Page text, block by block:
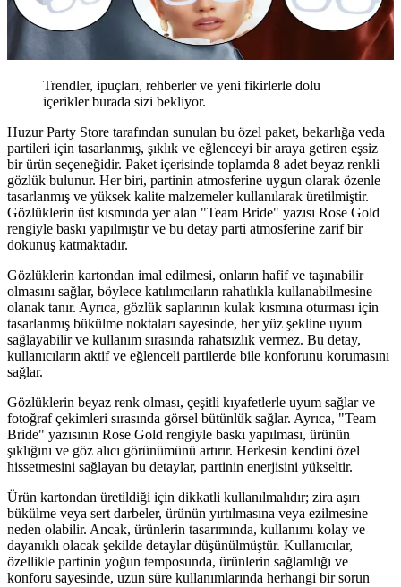
Trendler, ipuçları, rehberler ve yeni fikirlerle dolu
içerikler burada sizi bekliyor.
Huzur Party Store tarafından sunulan bu özel paket, bekarlığa veda
partileri için tasarlanmış, şıklık ve eğlenceyi bir araya getiren eşsiz
bir ürün seçeneğidir. Paket içerisinde toplamda 8 adet beyaz renkli
gözlük bulunur. Her biri, partinin atmosferine uygun olarak özenle
tasarlanmış ve yüksek kalite malzemeler kullanılarak üretilmiştir.
Gözlüklerin üst kısmında yer alan "Team Bride" yazısı Rose Gold
rengiyle baskı yapılmıştır ve bu detay parti atmosferine zarif bir
dokunuş katmaktadır.
Gözlüklerin kartondan imal edilmesi, onların hafif ve taşınabilir
olmasını sağlar, böylece katılımcıların rahatlıkla kullanabilmesine
olanak tanır. Ayrıca, gözlük saplarının kulak kısmına oturması için
tasarlanmış bükülme noktaları sayesinde, her yüz şekline uyum
sağlayabilir ve kullanım sırasında rahatsızlık vermez. Bu detay,
kullanıcıların aktif ve eğlenceli partilerde bile konforunu korumasını
sağlar.
Gözlüklerin beyaz renk olması, çeşitli kıyafetlerle uyum sağlar ve
fotoğraf çekimleri sırasında görsel bütünlük sağlar. Ayrıca, "Team
Bride" yazısının Rose Gold rengiyle baskı yapılması, ürünün
şıklığını ve göz alıcı görünümünü artırır. Herkesin kendini özel
hissetmesini sağlayan bu detaylar, partinin enerjisini yükseltir.
Ürün kartondan üretildiği için dikkatli kullanılmalıdır; zira aşırı
bükülme veya sert darbeler, ürünün yırtılmasına veya ezilmesine
neden olabilir. Ancak, ürünlerin tasarımında, kullanımı kolay ve
dayanıklı olacak şekilde detaylar düşünülmüştür. Kullanıcılar,
özellikle partinin yoğun temposunda, ürünlerin sağlamlığı ve
konforu sayesinde, uzun süre kullanımlarında herhangi bir sorun